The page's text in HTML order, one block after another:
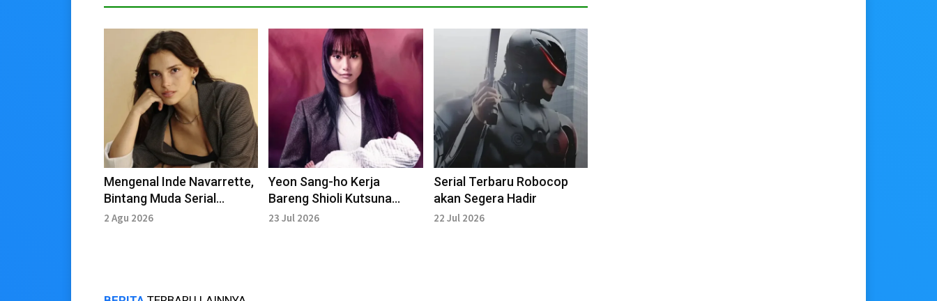
Mengenal Inde Navarrette,
Bintang Muda Serial
Thriller Obsession
2 Agu 2026
Yeon Sang-ho Kerja
Bareng Shioli Kutsuna
dalam Parasyte Tamiya
23 Jul 2026
Serial Terbaru Robocop
akan Segera Hadir
22 Jul 2026